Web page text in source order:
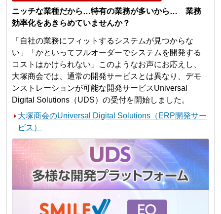
ニッチな業種だから…特有の業務が多いから… 業務
効率化をあきらめていませんか？
「自社の業務にフィットするシステムが見つからな
い」「かといってフルオーダーでシステムを開発する
コストはかけられない」このようなお声にお応えし、
大塚商会では、通常の開発サービスとは異なり、デモ
ンストレーションが可能な開発サービスUniversal
Digital Solutions（UDS）の受付を開始しました。
大塚商会のUniversal Digital Solutions（ERP開発サー
ビス）